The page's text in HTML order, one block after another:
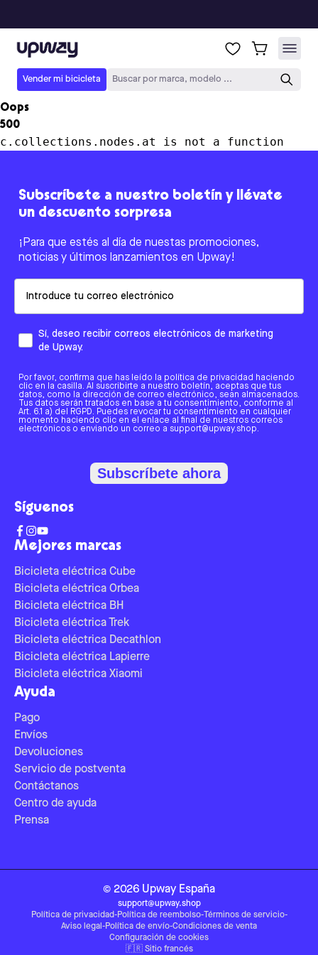
Upway
Vender mi bicicleta Buscar por marca, modelo ...
Oops
500
c.collections.nodes.at is not a function
Mejores marcas
Bicicleta eléctrica Cube
Bicicleta eléctrica Orbea
Bicicleta eléctrica BH
Bicicleta eléctrica Trek
Bicicleta eléctrica Decathlon
Bicicleta eléctrica Lapierre
Bicicleta eléctrica Xiaomi
Ayuda
Pago
Envíos
Devoluciones
Servicio de postventa
Contáctanos
Centro de ayuda
Prensa
Subscríbete a nuestro boletín y llévate
un descuento sorpresa
¡Para que estés al día de nuestas promociones,
noticias y últimos lanzamientos en Upway!
Sí, deseo recibir correos electrónicos de marketing
de Upway.
Por favor, confirma que has leído la política de privacidad haciendo
clic en la casilla. Al suscribirte a nuestro boletín, aceptas que tus
datos, como la dirección de correo electrónico, sean almacenados.
Tus datos serán tratados en base a tu consentimiento, conforme al
Art. 6.1 a) del RGPD. Puedes revocar tu consentimiento en cualquier
momento haciendo clic en el enlace al final de nuestros correos
electrónicos o enviando un correo a support@upway.shop.
Subscríbete ahora
Síguenos
© 2026 Upway España
support@upway.shop
Política de privacidad-Política de reembolso-Términos de servicio-
Aviso legal -Política de envío-Condiciones de venta
Configuración de cookies
🇫🇷 Sitio francés